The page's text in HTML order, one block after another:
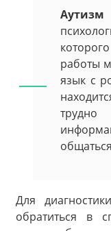
Аутизм
работы
язык с
Для
обратиться в